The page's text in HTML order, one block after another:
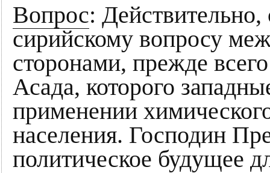
Вопрос:
сирийскому вопросу
сторонами, прежде
Асада, которого
применении
населения. Господин
политическое будущее